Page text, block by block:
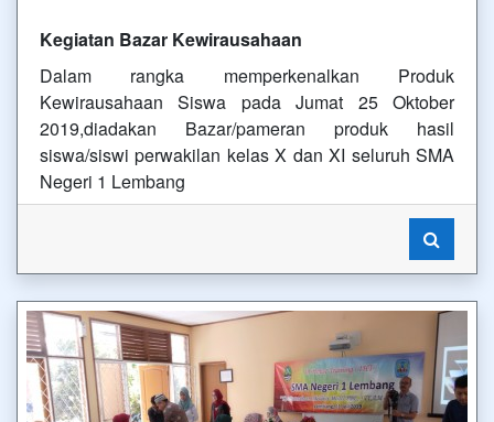
Kegiatan Bazar Kewirausahaan
Dalam rangka memperkenalkan Produk
Kewirausahaan Siswa pada Jumat 25 Oktober
2019,diadakan Bazar/pameran produk hasil
siswa/siswi perwakilan kelas X dan XI seluruh SMA
Negeri 1 Lembang